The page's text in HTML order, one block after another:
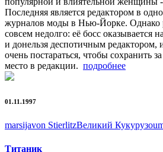
Последняя является редактором в
журналов моды в Нью-Йорке. Однако
совсем недолго: её босс оказывается
и донельзя деспотичным редактором,
очень постараться, чтобы сохранить
место в редакции. подробнее
01.11.1997
marsijavon StierlitzВеликий Кукурузо
Титаник